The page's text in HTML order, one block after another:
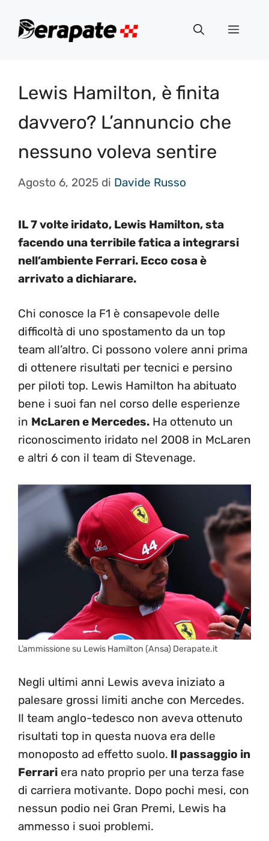
Menu
Lewis Hamilton, è finita
davvero? L’annuncio che
nessuno voleva sentire
Agosto 6, 2025 di Davide Russo
IL 7 volte iridato, Lewis Hamilton, sta
facendo una terribile fatica a integrarsi
nell’ambiente Ferrari. Ecco cosa è
arrivato a dichiarare.
Chi conosce la F1 è consapevole delle
difficoltà di uno spostamento da un top
team all’altro. Ci possono volere anni prima
di ottenere risultati per tecnici e persino
per piloti top. Lewis Hamilton ha abituato
bene i suoi fan nel corso delle esperienze
in McLaren e Mercedes. Ha ottenuto un
riconoscimento iridato nel 2008 in McLaren
e altri 6 con il team di Stevenage.
L’ammissione su Lewis Hamilton (Ansa) Derapate.it
Negli ultimi anni Lewis aveva iniziato a
palesare grossi limiti anche con Mercedes.
Il team anglo-tedesco non aveva ottenuto
risultati top in questa nuova era delle
monoposto ad effetto suolo. Il passaggio in
Ferrari era nato proprio per una terza fase
di carriera motivante. Dopo pochi mesi, con
nessun podio nei Gran Premi, Lewis ha
ammesso i suoi problemi.